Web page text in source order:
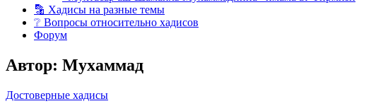
🔡 Хадисы на разные темы
❔ Вопросы относительно хадисов
Форум
Автор: Мухаммад
Достоверные хадисы